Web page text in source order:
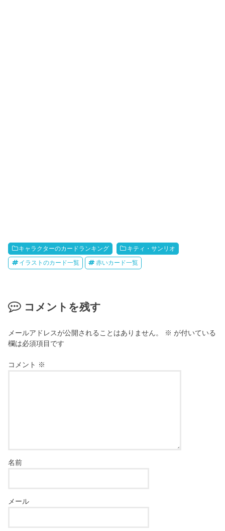
キャラクターのカードランキング キティ・サンリオ
イラストのカード一覧 赤いカード一覧
コメントを残す
メールアドレスが公開されることはありません。 ※ が付いている
欄は必須項目です
コメント ※
名前
メール